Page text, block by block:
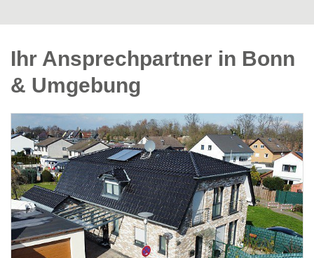
Ihr Ansprechpartner in Bonn
& Umgebung